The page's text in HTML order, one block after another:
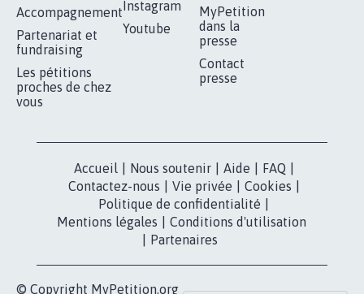
16.807 signatures
Je signe
RÉUSSIR VOTRE
NOTRE
COMMUNAUTÉ
Facebook
TikTok
X
ESPACE PRESSE
Qui sommes-
nous?
Nos pétitions
presse